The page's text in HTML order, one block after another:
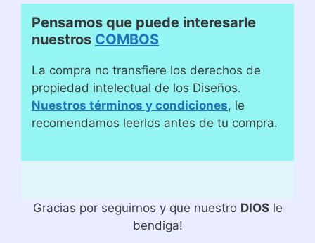
Pensamos que puede interesarle
nuestros COMBOS
La compra no transfiere los derechos de
propiedad intelectual de los Diseños.
Nuestros términos y condiciones, le
recomendamos leerlos antes de tu compra.
Gracias por seguirnos y que nuestro DIOSle
bendiga!